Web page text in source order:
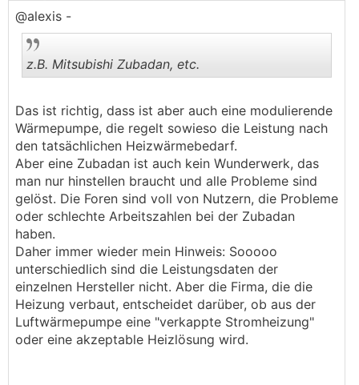
@alexis -
.
z.B. Mitsubishi Zubadan, etc.
Das ist richtig, dass ist aber auch eine modulierende
Wärmepumpe, die regelt sowieso die Leistung nach
den tatsächlichen Heizwärmebedarf.
Aber eine Zubadan ist auch kein Wunderwerk, das
man nur hinstellen braucht und alle Probleme sind
gelöst. Die Foren sind voll von Nutzern, die Probleme
oder schlechte Arbeitszahlen bei der Zubadan
haben.
Daher immer wieder mein Hinweis: Sooooo
unterschiedlich sind die Leistungsdaten der
einzelnen Hersteller nicht. Aber die Firma, die die
Heizung verbaut, entscheidet darüber, ob aus der
Luftwärmepumpe eine "verkappte Stromheizung"
oder eine akzeptable Heizlösung wird.